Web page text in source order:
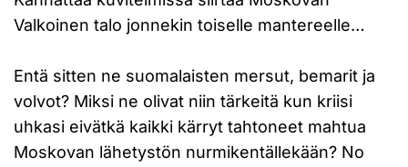
Valkoinen talo jonnekin toiselle mantereelle…
Entä sitten ne suomalaisten mersut, bemarit ja
volvot? Miksi ne olivat niin tärkeitä kun kriisi
uhkasi eivätkä kaikki kärryt tahtoneet mahtua
Moskovan lähetystön nurmikentällekään? No